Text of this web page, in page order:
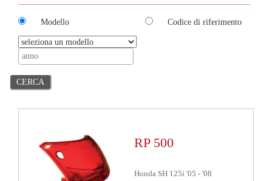
Modello Codice di riferimento
RP 500
Honda SH 125i '05 - '08